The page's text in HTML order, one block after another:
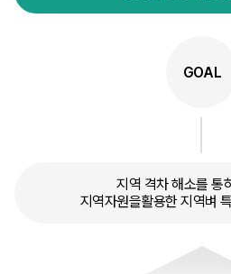
GOAL
지역 격차 해소를 통
지역자원을활용한 지역벼